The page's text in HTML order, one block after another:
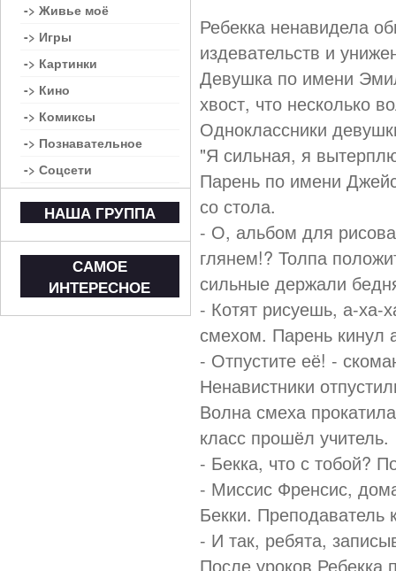
Ребекка ненавидела
издевательств и
Девушка по имени
хвост, что несколько
Одноклассники
"Я сильная, я
Парень по имени
со стола.
- О, альбом для
глянем!? Толпа
сильные держали
- Котят рисуешь, а-ха-
смехом. Парень кинул
- Отпустите её! -
Ненавистники
Волна смеха
класс прошёл учитель.
- Бекка, что с тобой?
- Миссис Френсис,
Бекки. Преподаватель
- И так, ребята,
После уроков
-> Живье моё
-> Игры
-> Картинки
-> Кино
-> Комиксы
-> Познавательное
-> Соцсети
НАША ГРУППА
САМОЕ
ИНТЕРЕСНОЕ